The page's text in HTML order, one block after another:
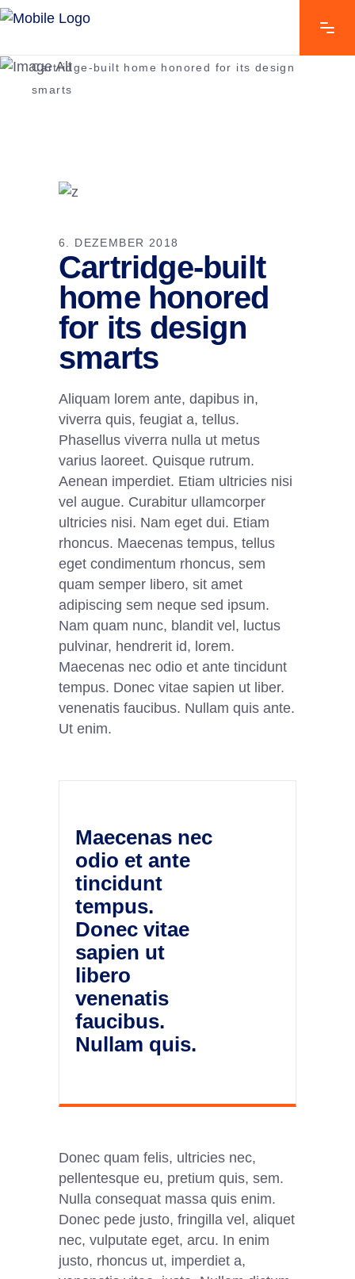
Cartridge-built home honored for its design
smarts
6. DEZEMBER 2018
Cartridge-built
home honored
for its design
smarts
Aliquam lorem ante, dapibus in,
viverra quis, feugiat a, tellus.
Phasellus viverra nulla ut metus
varius laoreet. Quisque rutrum.
Aenean imperdiet. Etiam ultricies nisi
vel augue. Curabitur ullamcorper
ultricies nisi. Nam eget dui. Etiam
rhoncus. Maecenas tempus, tellus
eget condimentum rhoncus, sem
quam semper libero, sit amet
adipiscing sem neque sed ipsum.
Nam quam nunc, blandit vel, luctus
pulvinar, hendrerit id, lorem.
Maecenas nec odio et ante tincidunt
tempus. Donec vitae sapien ut liber.
venenatis faucibus. Nullam quis ante.
Ut enim.
Maecenas nec
odio et ante
tincidunt
tempus.
Donec vitae
sapien ut
libero
venenatis
faucibus.
Nullam quis.
Donec quam felis, ultricies nec,
pellentesque eu, pretium quis, sem.
Nulla consequat massa quis enim.
Donec pede justo, fringilla vel, aliquet
nec, vulputate eget, arcu. In enim
justo, rhoncus ut, imperdiet a,